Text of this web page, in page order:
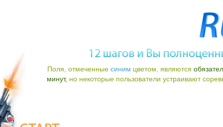
Поля, отмеченные синим цветом, являются
минут, но некоторые пользователи устраивают